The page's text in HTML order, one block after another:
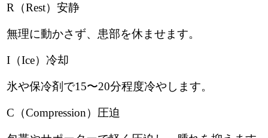
R（Rest）安静
無理に動かさず、患部を休ませます。
I（Ice）冷却
氷や保冷剤で15〜20分程度冷やします。
C（Compression）圧迫